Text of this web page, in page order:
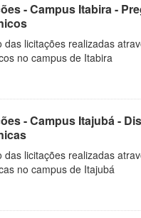
- Campus Itabira -
das licitações realizadas
no campus de Itabira
- Campus Itajubá -
das licitações realizadas
no campus de Itajubá